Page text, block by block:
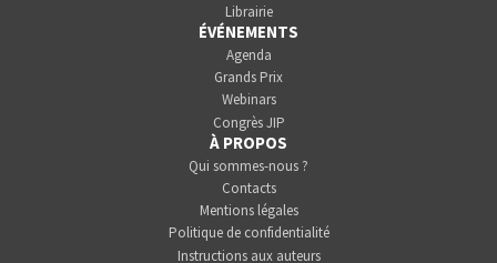
Librairie
ÉVÉNEMENTS
Agenda
Grands Prix
Webinars
Congrès JIP
À PROPOS
Qui sommes-nous ?
Contacts
Mentions légales
Politique de confidentialité
Instructions aux auteurs